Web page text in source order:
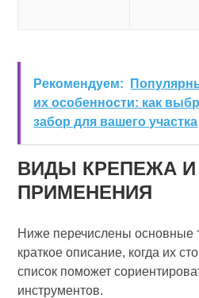
Рекомендуем:
их особенности: как
забор для вашего участка
ВИДЫ КРЕПЕЖА И
ПРИМЕНЕНИЯ
Ниже перечислены основные
краткое описание, когда их
список поможет
инструментов.